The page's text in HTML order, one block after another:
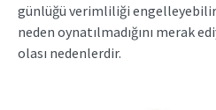
günlüğü verimliliği engelleyebilir.
neden oynatılmadığını merak
olası nedenlerdir.